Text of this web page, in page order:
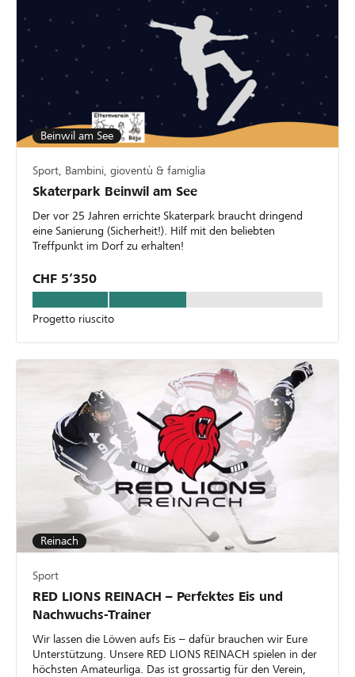
Beinwil am See
Sport, Bambini, gioventù & famiglia
Skaterpark Beinwil am See
Der vor 25 Jahren errichte Skaterpark braucht dringend
eine Sanierung (Sicherheit!). Hilf mit den beliebten
Treffpunkt im Dorf zu erhalten!
CHF 5’350
Progetto riuscito
Reinach
Sport
RED LIONS REINACH – Perfektes Eis und
Nachwuchs-Trainer
Wir lassen die Löwen aufs Eis – dafür brauchen wir Eure
Unterstützung. Unsere RED LIONS REINACH spielen in der
höchsten Amateurliga. Das ist grossartig für den Verein,